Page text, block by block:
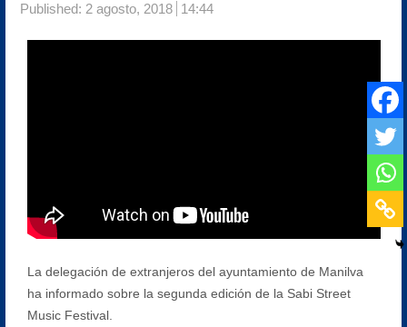
Published: 2 agosto, 2018 14:44
La delegación de extranjeros del ayuntamiento de Manilva
ha informado sobre la segunda edición de la Sabi Street
Music Festival.